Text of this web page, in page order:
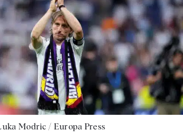
Modric / Europa Press